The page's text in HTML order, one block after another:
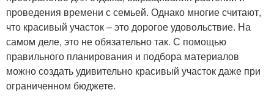
проведения времени с семьей. Однако многие считают,
что красивый участок – это дорогое удовольствие. На
самом деле, это не обязательно так. С помощью
правильного планирования и подбора материалов
можно создать удивительно красивый участок даже при
ограниченном бюджете.